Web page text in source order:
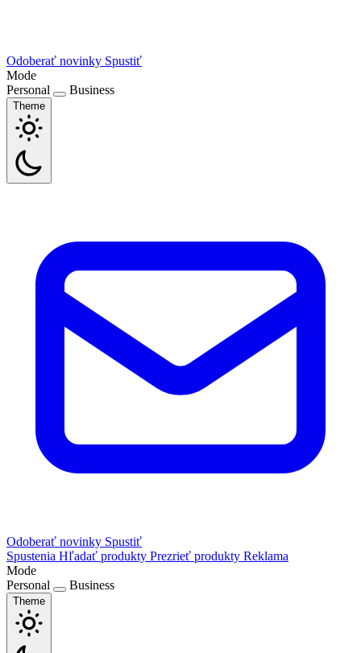
Odoberať novinky Spustiť
Mode
Personal
Business
Theme
Odoberať novinky Spustiť
Spustenia Hľadať produkty Prezrieť produkty Reklama
Mode
Personal
Business
Theme